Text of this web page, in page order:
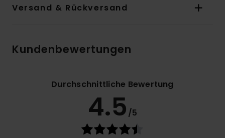
Versand & Rückversand
Kundenbewertungen
Durchschnittliche Bewertung
4.5 /5